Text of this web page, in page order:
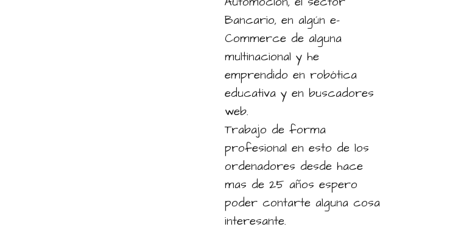
Bancario, en algún e-
Commerce de alguna
multinacional y he
emprendido en robótica
educativa y en buscadores
web.
Trabajo de forma
profesional en esto de los
ordenadores desde hace
mas de 25 años espero
poder contarte alguna cosa
interesante.